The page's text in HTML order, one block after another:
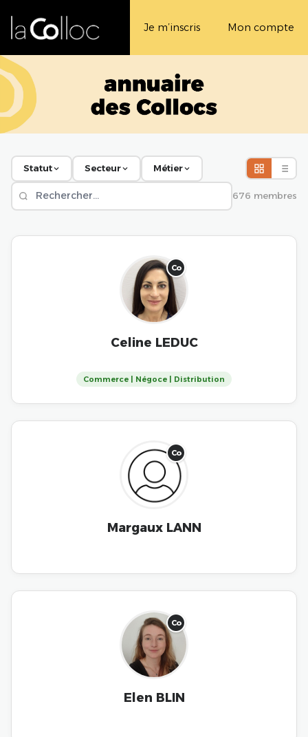
Je m’inscris Mon compte
Statut Secteur Métier
676 membres
Co
Celine LEDUC
Commerce | Négoce | Distribution
Co
Margaux LANN
Co
Elen BLIN